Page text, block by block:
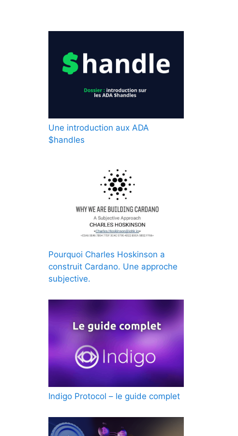
Une introduction aux ADA
$handles
Pourquoi Charles Hoskinson a
construit Cardano. Une approche
subjective.
Indigo Protocol – le guide complet